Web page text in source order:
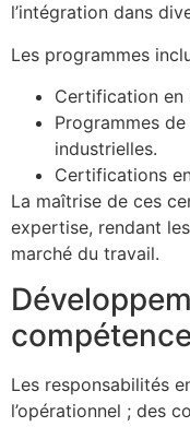
l’intégration dans
Les programmes
Certification en
Programmes
industrielles.
Certifications
La maîtrise de ces
expertise, rendant
marché du travail.
Les responsabilités
l’opérationnel ; des